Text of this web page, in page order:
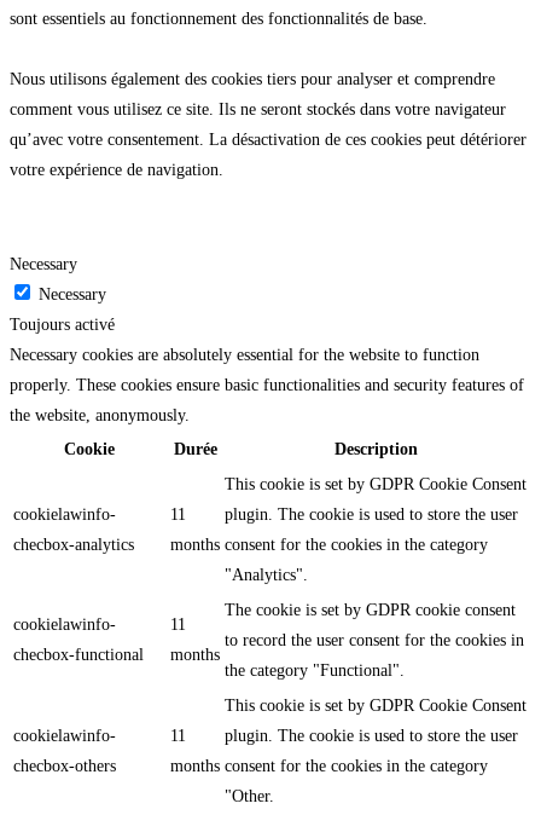
sont essentiels au fonctionnement des fonctionnalités de base.
Nous utilisons également des cookies tiers pour analyser et comprendre
comment vous utilisez ce site. Ils ne seront stockés dans votre navigateur
qu’avec votre consentement. La désactivation de ces cookies peut détériorer
votre expérience de navigation.
Necessary
Necessary
Toujours activé
Necessary cookies are absolutely essential for the website to function
properly. These cookies ensure basic functionalities and security features of
the website, anonymously.
Cookie
Durée Description
cookielawinfo-
checbox-analytics
11
months
This cookie is set by GDPR Cookie Consent
plugin. The cookie is used to store the user
consent for the cookies in the category
"Analytics".
cookielawinfo-
checbox-functional
11
months
The cookie is set by GDPR cookie consent
to record the user consent for the cookies in
the category "Functional".
cookielawinfo-
checbox-others
11
months
This cookie is set by GDPR Cookie Consent
plugin. The cookie is used to store the user
consent for the cookies in the category
"Other.